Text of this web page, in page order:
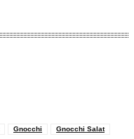
Gnocchi
Gnocchi Salat